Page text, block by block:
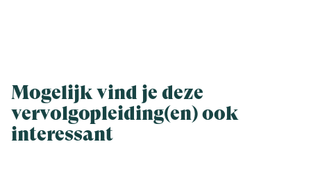
Mogelijk vind je deze
vervolgopleiding(en) ook
interessant